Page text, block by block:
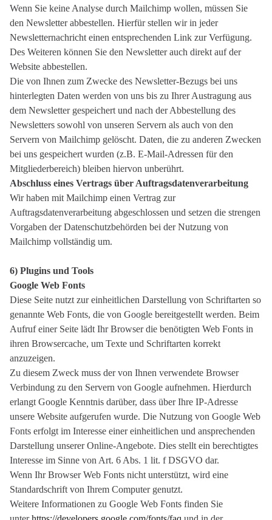
Wenn Sie keine Analyse durch Mailchimp wollen, müssen Sie
den Newsletter abbestellen. Hierfür stellen wir in jeder
Newsletternachricht einen entsprechenden Link zur Verfügung.
Des Weiteren können Sie den Newsletter auch direkt auf der
Website abbestellen.
Die von Ihnen zum Zwecke des Newsletter-Bezugs bei uns
hinterlegten Daten werden von uns bis zu Ihrer Austragung aus
dem Newsletter gespeichert und nach der Abbestellung des
Newsletters sowohl von unseren Servern als auch von den
Servern von Mailchimp gelöscht. Daten, die zu anderen Zwecken
bei uns gespeichert wurden (z.B. E-Mail-Adressen für den
Mitgliederbereich) bleiben hiervon unberührt.
Abschluss eines Vertrags über Auftragsdatenverarbeitung
Wir haben mit Mailchimp einen Vertrag zur
Auftragsdatenverarbeitung abgeschlossen und setzen die strengen
Vorgaben der Datenschutzbehörden bei der Nutzung von
Mailchimp vollständig um.
6) Plugins und Tools
Google Web Fonts
Diese Seite nutzt zur einheitlichen Darstellung von Schriftarten so
genannte Web Fonts, die von Google bereitgestellt werden. Beim
Aufruf einer Seite lädt Ihr Browser die benötigten Web Fonts in
ihren Browsercache, um Texte und Schriftarten korrekt
anzuzeigen.
Zu diesem Zweck muss der von Ihnen verwendete Browser
Verbindung zu den Servern von Google aufnehmen. Hierdurch
erlangt Google Kenntnis darüber, dass über Ihre IP-Adresse
unsere Website aufgerufen wurde. Die Nutzung von Google Web
Fonts erfolgt im Interesse einer einheitlichen und ansprechenden
Darstellung unserer Online-Angebote. Dies stellt ein berechtigtes
Interesse im Sinne von Art. 6 Abs. 1 lit. f DSGVO dar.
Wenn Ihr Browser Web Fonts nicht unterstützt, wird eine
Standardschrift von Ihrem Computer genutzt.
Weitere Informationen zu Google Web Fonts finden Sie